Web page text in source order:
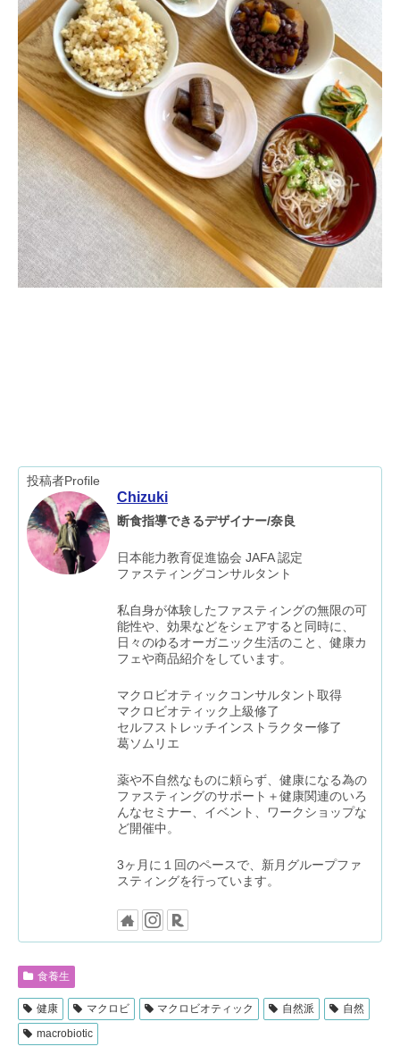
投稿者Profile
Chizuki
断食指導できるデザイナー/奈良
日本能力教育促進協会 JAFA 認定
ファスティングコンサルタント
私自身が体験したファスティングの無限の可
能性や、効果などをシェアすると同時に、
日々のゆるオーガニック生活のこと、健康カ
フェや商品紹介をしています。
マクロビオティックコンサルタント取得
マクロビオティック上級修了
セルフストレッチインストラクター修了
葛ソムリエ
薬や不自然なものに頼らず、健康になる為の
ファスティングのサポート＋健康関連のいろ
んなセミナー、イベント、ワークショップな
ど開催中。
3ヶ月に１回のペースで、新月グループファ
スティングを行っています。
食養生
健康 マクロビ マクロビオティック 自然派
自然
macrobiotic